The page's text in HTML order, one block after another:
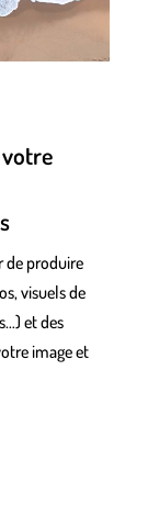
de produire
visuels de
et des
image et